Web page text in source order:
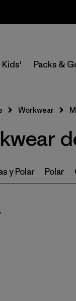
Kids' Packs &
Workwear
y Polar Polar